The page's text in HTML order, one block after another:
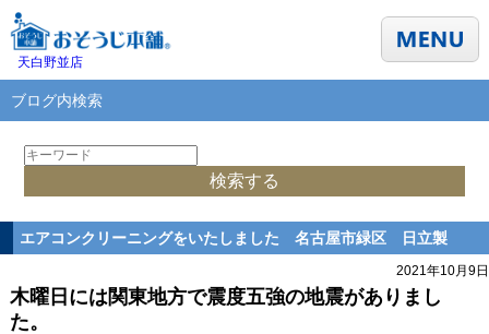
天白野並店
ブログ内検索
エアコンクリーニングをいたしました 名古屋市緑区 日立製
2021年10月9日
木曜日には関東地方で震度五強の地震がありまし
た。